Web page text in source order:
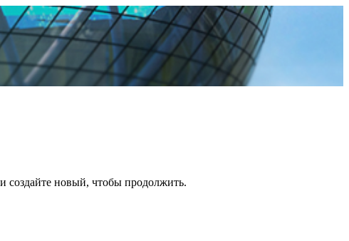
создайте новый, чтобы продолжить.